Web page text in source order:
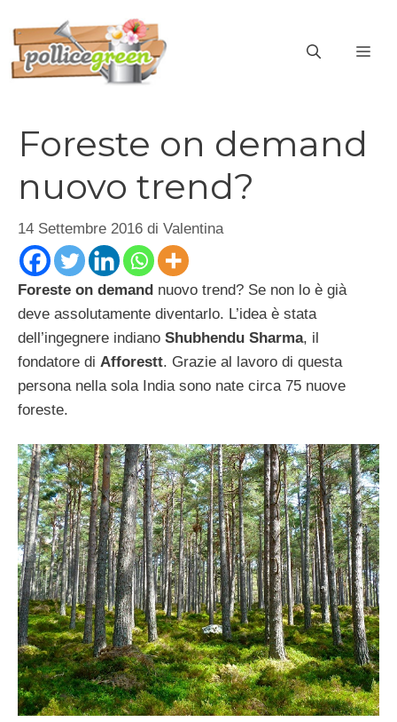
contenuto
Foreste on demand
nuovo trend?
14 Settembre 2016 di Valentina
Foreste on demand nuovo trend? Se non lo è già
deve assolutamente diventarlo. L’idea è stata
dell’ingegnere indiano Shubhendu Sharma, il
fondatore di Afforestt. Grazie al lavoro di questa
persona nella sola India sono nate circa 75 nuove
foreste.